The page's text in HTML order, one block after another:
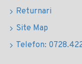
Returnari
Site Map
Telefon: